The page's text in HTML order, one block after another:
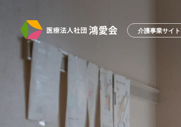
介護事業サイト